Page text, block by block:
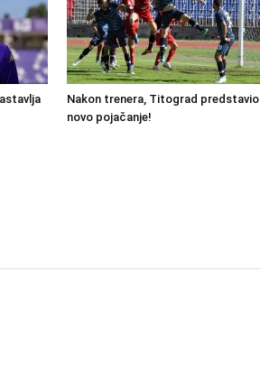
Nakon trenera, Titograd predstavio
novo pojačanje!